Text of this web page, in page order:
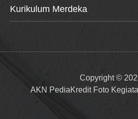
Kurikulum Merdeka
Copyright ©
AKN PediaKredit Foto